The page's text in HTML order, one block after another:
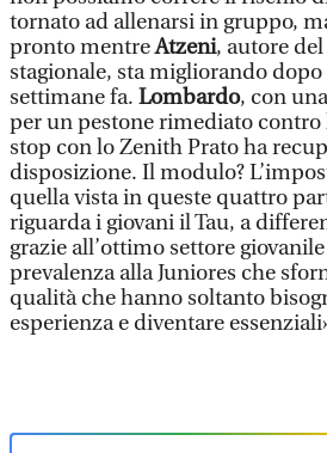
tornato ad allenarsi in gruppo,
pronto mentreAtzeni, autore
stagionale, sta migliorando
settimane fa. Lombardo, con
per un pestone rimediato contro
stop con lo Zenith Prato ha
disposizione. Il modulo?
quella vista in queste quattro
riguarda i giovani il Tau, a
grazie all’ottimo settore
prevalenza alla Juniores che
qualità che hanno soltanto
esperienza e diventare